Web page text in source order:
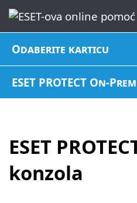
Odaberite karticu
ESET PROTECT On-
ESET
konzola